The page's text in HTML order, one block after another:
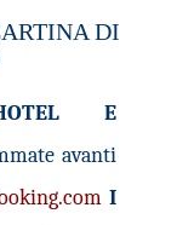
DI
E
avanti
I